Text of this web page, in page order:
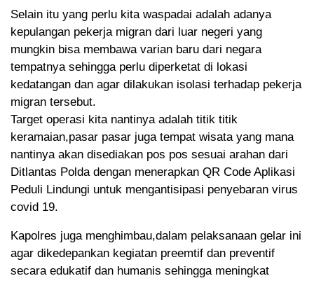
Selain itu yang perlu kita waspadai adalah adanya
kepulangan pekerja migran dari luar negeri yang
mungkin bisa membawa varian baru dari negara
tempatnya sehingga perlu diperketat di lokasi
kedatangan dan agar dilakukan isolasi terhadap pekerja
migran tersebut.
Target operasi kita nantinya adalah titik titik
keramaian,pasar pasar juga tempat wisata yang mana
nantinya akan disediakan pos pos sesuai arahan dari
Ditlantas Polda dengan menerapkan QR Code Aplikasi
Peduli Lindungi untuk mengantisipasi penyebaran virus
covid 19.
Kapolres juga menghimbau,dalam pelaksanaan gelar ini
agar dikedepankan kegiatan preemtif dan preventif
secara edukatif dan humanis sehingga meningkat